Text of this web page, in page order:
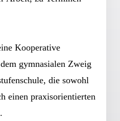
Kooperative
gymnasialen Zweig
die sowohl
einen praxisorientierten